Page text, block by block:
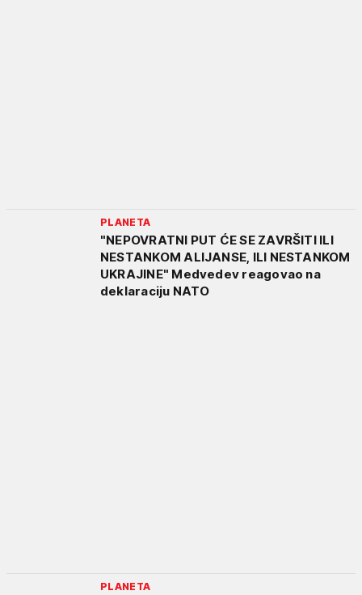
PLANETA
"NEPOVRATNI PUT ĆE SE ZAVRŠITI ILI
NESTANKOM ALIJANSE, ILI NESTANKOM
UKRAJINE" Medvedev reagovao na
deklaraciju NATO
PLANETA